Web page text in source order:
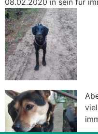
08.02.2020 in sein für